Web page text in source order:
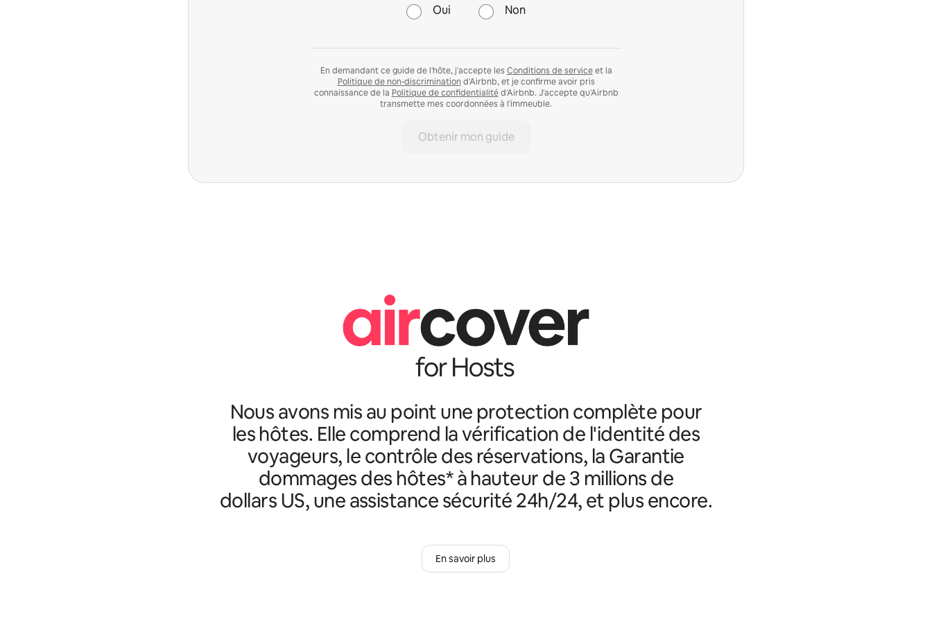
Oui Non
En demandant ce guide de l'hôte, j'accepte les Conditions de serviceet la
Politique de non-discrimination d'Airbnb, et je confirme avoir pris
connaissance de la Politique de confidentialitéd'Airbnb. J'accepte qu'Airbnb
transmette mes coordonnées à l'immeuble.
Obtenir mon guide
Nous avons mis au point une protection complète pour
les hôtes. Elle comprend la vérification de l'identité des
voyageurs, le contrôle des réservations, la Garantie
dommages des hôtes* à hauteur de 3 millions de
dollars US, une assistance sécurité 24h/24, et plus encore.
En savoir plus